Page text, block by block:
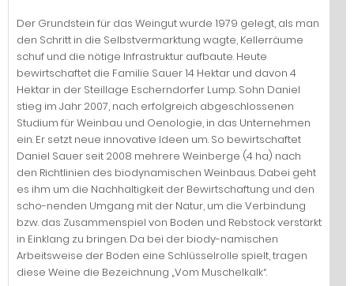
Der Grundstein für das Weingut wurde 1979 gelegt, als man
den Schritt in die Selbstvermarktung wagte, Kellerräume
schuf und die nötige Infrastruktur aufbaute. Heute
bewirtschaftet die Familie Sauer 14 Hektar und davon 4
Hektar in der Steillage Escherndorfer Lump. Sohn Daniel
stieg im Jahr 2007, nach erfolgreich abgeschlossenen
Studium für Weinbau und Oenologie, in das Unternehmen
ein. Er setzt neue innovative Ideen um. So bewirtschaftet
Daniel Sauer seit 2008 mehrere Weinberge (4 ha) nach
den Richtlinien des biodynamischen Weinbaus. Dabei geht
es ihm um die Nachhaltigkeit der Bewirtschaftung und den
scho-nenden Umgang mit der Natur, um die Verbindung
bzw. das Zusammenspiel von Boden und Rebstock verstärkt
in Einklang zu bringen. Da bei der biody-namischen
Arbeitsweise der Boden eine Schlüsselrolle spielt, tragen
diese Weine die Bezeichnung „Vom Muschelkalk“.